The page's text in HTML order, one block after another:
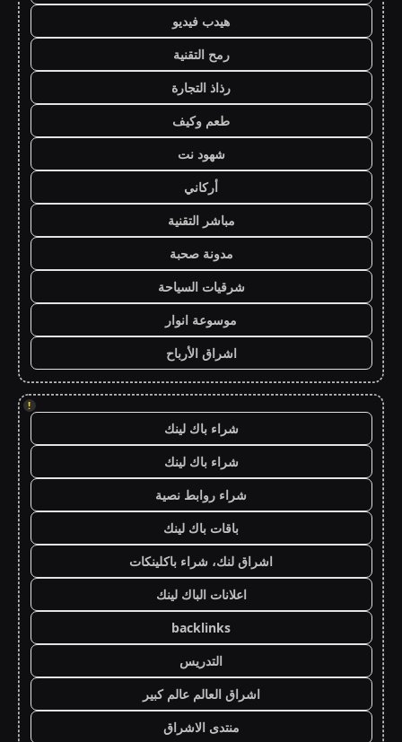
هيدب فيديو
رمح التقنية
رذاذ التجارة
طعم وكيف
شهود نت
أركاني
مباشر التقنية
مدونة صحبة
شرقيات السياحة
موسوعة انوار
اشراق الأرباح
!
شراء باك لينك
شراء باك لينك
شراء روابط نصية
باقات باك لينك
اشراق لنك، شراء باكلينكات
اعلانات الباك لينك
backlinks
التدريس
اشراق العالم عالم كبير
منتدى الاشراق